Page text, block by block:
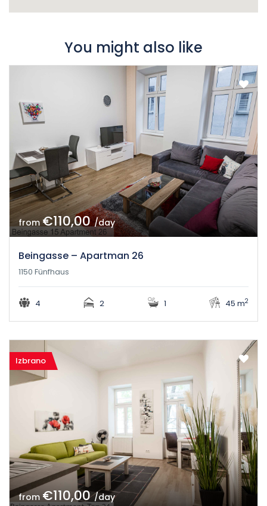
You might also like
from €110,00/day
Beingasse – Apartman 26
1150 Fünfhaus
4 2 1 45 m2
Izbrano
from €110,00/day